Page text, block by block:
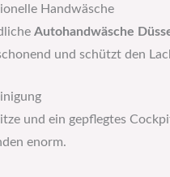
Handwäsche
Autohandwäsche
und schützt den
und ein gepflegtes
enorm.